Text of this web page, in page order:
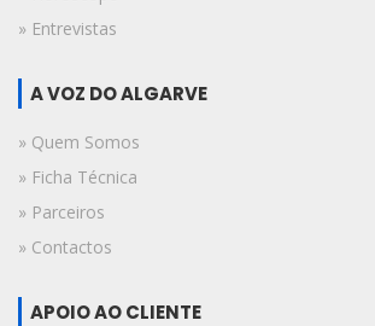
» Entrevistas
A VOZ DO ALGARVE
» Quem Somos
» Ficha Técnica
» Parceiros
» Contactos
APOIO AO CLIENTE